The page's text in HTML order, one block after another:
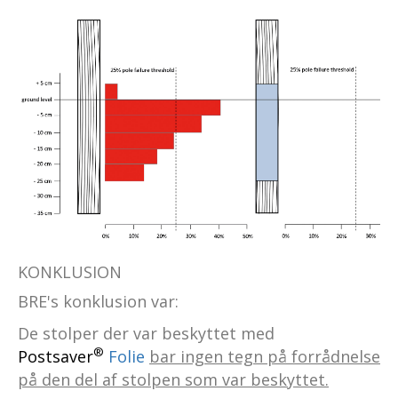
KONKLUSION
BRE's konklusion var:
De stolper der var beskyttet med
Postsaver® Folie bar ingen tegn på forrådnelse
på den del af stolpen som var beskyttet.